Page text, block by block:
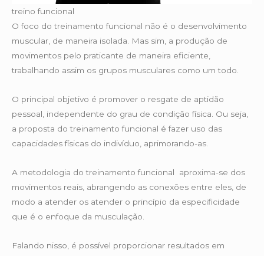
treino funcional
O foco do treinamento funcional não é o desenvolvimento
muscular, de maneira isolada. Mas sim, a produção de
movimentos pelo praticante de maneira eficiente,
trabalhando assim os grupos musculares como um todo.
O principal objetivo é promover o resgate de aptidão
pessoal, independente do grau de condição física. Ou seja,
a proposta do treinamento funcional é fazer uso das
capacidades físicas do indivíduo, aprimorando-as.
A metodologia do treinamento funcional aproxima-se dos
movimentos reais, abrangendo as conexões entre eles, de
modo a atender os atender o princípio da especificidade
que é o enfoque da musculação.
Falando nisso, é possível proporcionar resultados em